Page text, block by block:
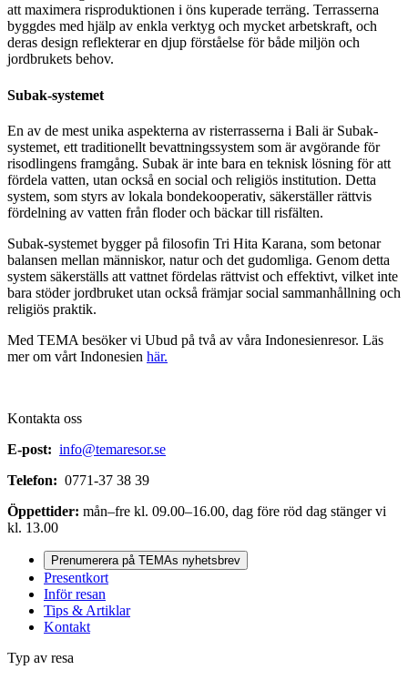
att maximera risproduktionen i öns kuperade terräng. Terrasserna
byggdes med hjälp av enkla verktyg och mycket arbetskraft, och
deras design reflekterar en djup förståelse för både miljön och
jordbrukets behov.
Subak-systemet
En av de mest unika aspekterna av risterrasserna i Bali är Subak-
systemet, ett traditionellt bevattningssystem som är avgörande för
risodlingens framgång. Subak är inte bara en teknisk lösning för att
fördela vatten, utan också en social och religiös institution. Detta
system, som styrs av lokala bondekooperativ, säkerställer rättvis
fördelning av vatten från floder och bäckar till risfälten.
Subak-systemet bygger på filosofin Tri Hita Karana, som betonar
balansen mellan människor, natur och det gudomliga. Genom detta
system säkerställs att vattnet fördelas rättvist och effektivt, vilket inte
bara stöder jordbruket utan också främjar social sammanhållning och
religiös praktik.
Med TEMA besöker vi Ubud på två av våra Indonesienresor. Läs
mer om vårt Indonesien här.
Kontakta oss
E-post: info@temaresor.se
Telefon: 0771-37 38 39
Öppettider: mån–fre kl. 09.00–16.00, dag före röd dag stänger vi
kl. 13.00
Prenumerera på TEMAs nyhetsbrev
Presentkort
Inför resan
Tips & Artiklar
Kontakt
Typ av resa